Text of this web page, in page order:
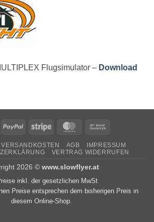
Flugsimulator – Download
PayPal Stripe MasterCard
VERSANDKOSTEN AGB
IMPRESSUM
VERTRAG WIDERRUFEN
2026 © www.slowflyer.at
inkl. der gesetzlichen MwSt.
Preise entsprechen dem bisherigen Preis in
diesem Online-Shop.